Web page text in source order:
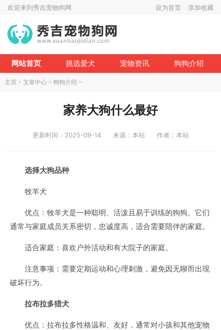
欢迎来到秀吉宠物狗网 设为首页 添加收藏
网站首页 挑选爱犬 宠物资讯 狗狗介绍
主页 > 文章中心 > 狗狗介绍 >
家养大狗什么最好
更新时间：2025-09-14 来源：本站 作者：本站
选择大狗品种
牧羊犬
优点：牧羊犬是一种聪明、活泼且易于训练的狗狗。它们
通常与家庭成员关系密切，忠诚度高，适合需要陪伴的家庭。
适合家庭：喜欢户外活动和有大院子的家庭。
注意事项：需要定期运动和心理刺激，避免因无聊而出现
破坏行为。
拉布拉多猎犬
优点：拉布拉多性格温和、友好，通常对小孩和其他宠物